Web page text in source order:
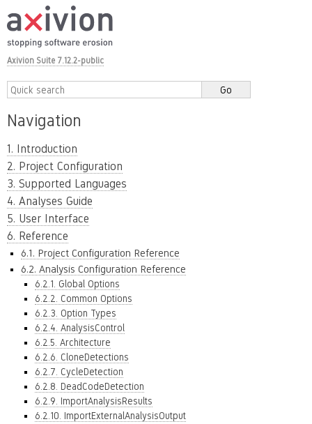
Axivion Suite 7.12.2-public
Navigation
1. Introduction
2. Project Configuration
3. Supported Languages
4. Analyses Guide
5. User Interface
6. Reference
6.1. Project Configuration Reference
6.2. Analysis Configuration Reference
6.2.1. Global Options
6.2.2. Common Options
6.2.3. Option Types
6.2.4. AnalysisControl
6.2.5. Architecture
6.2.6. CloneDetections
6.2.7. CycleDetection
6.2.8. DeadCodeDetection
6.2.9. ImportAnalysisResults
6.2.10. ImportExternalAnalysisOutput